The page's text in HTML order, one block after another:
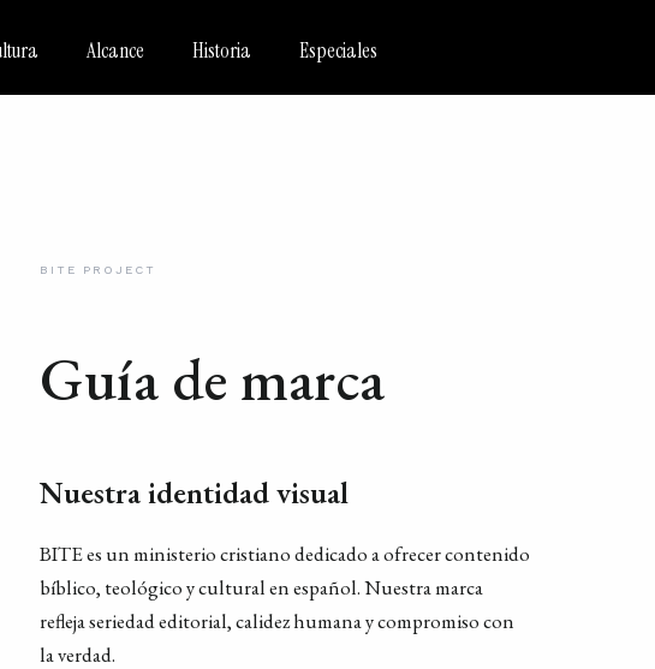
Alcance Historia Especiales
BITE PROJECT
Guía de marca
Nuestra identidad visual
BITE es un ministerio cristiano dedicado a ofrecer contenido
bíblico, teológico y cultural en español. Nuestra marca
refleja seriedad editorial, calidez humana y compromiso con
la verdad.